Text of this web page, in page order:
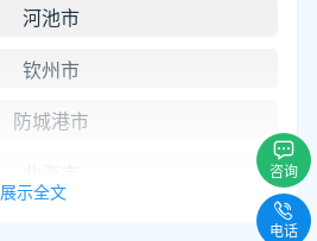
河池市
钦州市
防城港市
展示全文
咨询
电话